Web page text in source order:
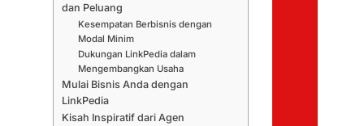
dan Peluang
Kesempatan Berbisnis dengan
Modal Minim
Dukungan LinkPedia dalam
Mengembangkan Usaha
Mulai Bisnis Anda dengan
LinkPedia
Kisah Inspiratif dari Agen